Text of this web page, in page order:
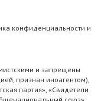
конфиденциальности и
и запрещены
признан иноагентом),
партия», «Свидетели